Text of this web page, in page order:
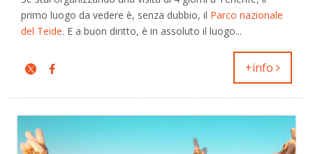
primo luogo da vedere è, senza dubbio, il Parco nazionale
del Teide. E a buon diritto, è in assoluto il luogo...
+info